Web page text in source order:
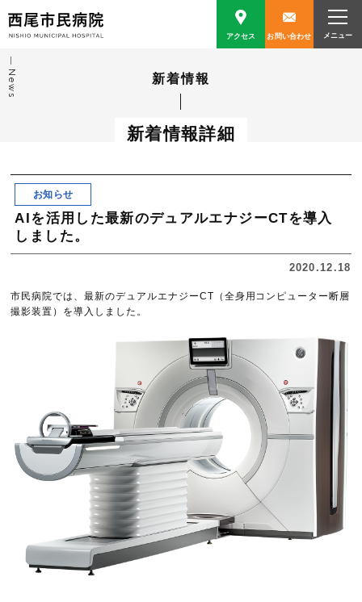
アクセス お問い合わせ
News 新着情報
新着情報詳細
お知らせ
AIを活用した最新のデュアルエナジーCTを導入
しました。
2020.12.18
市民病院では、最新のデュアルエナジーCT（全身用コンピューター断層
撮影装置）を導入しました。